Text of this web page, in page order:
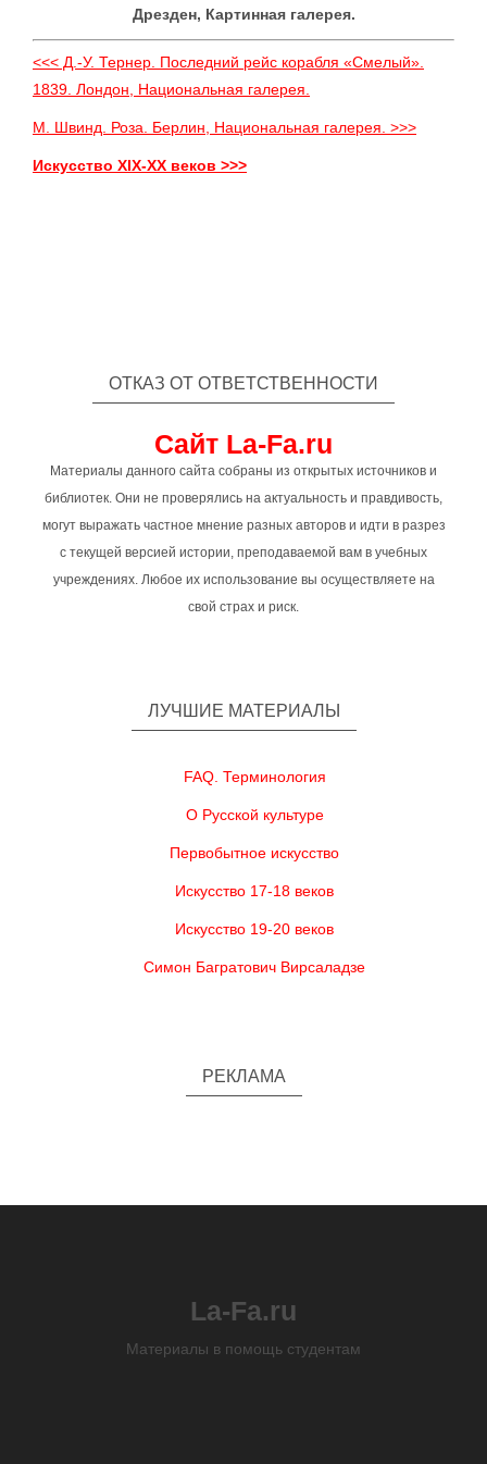
Дрезден, Картинная галерея.
<<< Д.-У. Тернер. Последний рейс корабля «Смелый».
1839. Лондон, Национальная галерея.
М. Швинд. Роза. Берлин, Национальная галерея. >>>
Искусство XIX-XX веков >>>
ОТКАЗ ОТ ОТВЕТСТВЕННОСТИ
Сайт La-Fa.ru
Материалы данного сайта собраны из открытых источников и
библиотек. Они не проверялись на актуальность и правдивость,
могут выражать частное мнение разных авторов и идти в разрез
с текущей версией истории, преподаваемой вам в учебных
учреждениях. Любое их использование вы осуществляете на
свой страх и риск.
ЛУЧШИЕ МАТЕРИАЛЫ
FAQ. Терминология
О Русской культуре
Первобытное искусство
Искусство 17-18 веков
Искусство 19-20 веков
Симон Багратович Вирсаладзе
РЕКЛАМА
La-Fa.ru
Материалы в помощь студентам